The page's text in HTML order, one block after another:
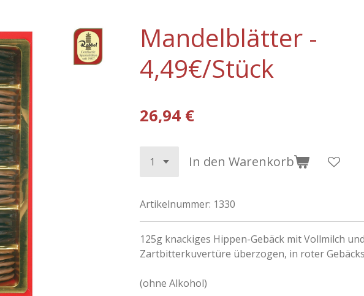
Mandelblätter -
4,49€/Stück
26,94 €
In den Warenkorb
Artikelnummer: 1330
125g knackiges Hippen-Gebäck mit Vollmilch und
Zartbitterkuvertüre überzogen, in roter
(ohne Alkohol)